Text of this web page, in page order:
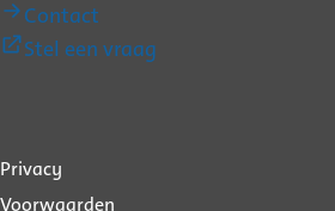
Contact
Stel een vraag
Over
Privacy
Voorwaarden